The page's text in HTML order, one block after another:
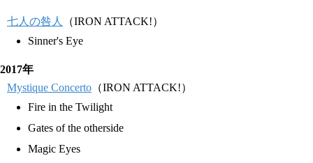
七人の咎人
（IRON ATTACK!）
Sinner's Eye
2017年
Mystique Concerto （IRON ATTACK!）
Fire in the Twilight
Gates of the otherside
Magic Eyes